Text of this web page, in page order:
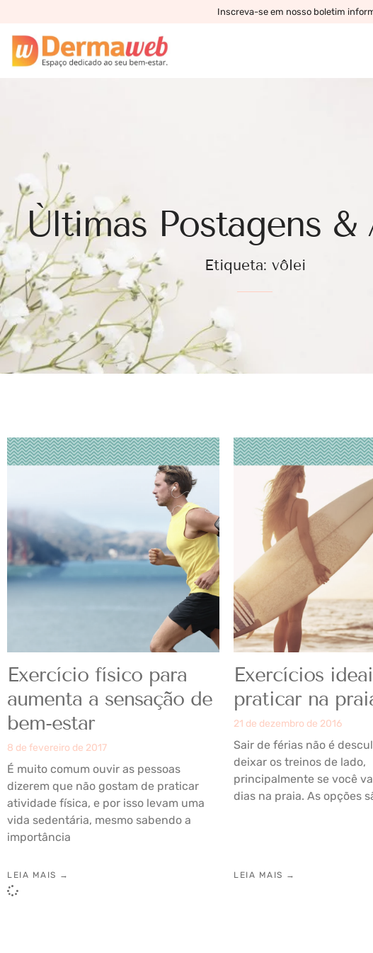
Inscreva-se em nosso boletim
Ùltimas Postagens &
Etiqueta: vôlei
Exercício físico para
aumenta a sensação de
bem-estar
8 de fevereiro de 2017
É muito comum ouvir as pessoas
dizerem que não gostam de praticar
atividade física, e por isso levam uma
vida sedentária, mesmo sabendo a
importância
LEIA MAIS →
Exercícios
praticar na
21 de dezembro de 2016
Sair de férias não é
deixar os treinos de lado,
principalmente se você
dias na praia. As opções
LEIA MAIS →